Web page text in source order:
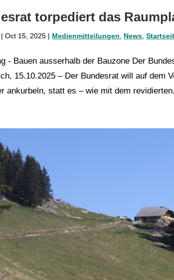
torpediert das
|Oct 15, 2025 | Medienmitteilungen News ,
- Bauen ausserhalb der Bauzone Der
15.10.2025 – Der Bundesrat will auf dem
ankurbeln, statt es – wie mit dem